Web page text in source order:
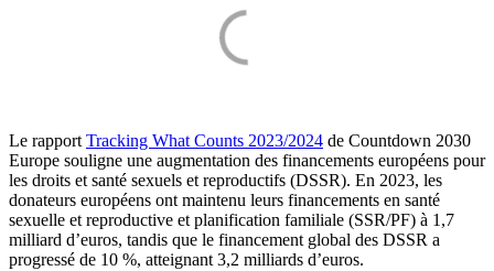
Le rapport Tracking What Counts 2023/2024 de Countdown 2030
Europe souligne une augmentation des financements européens pour
les droits et santé sexuels et reproductifs (DSSR). En 2023, les
donateurs européens ont maintenu leurs financements en santé
sexuelle et reproductive et planification familiale (SSR/PF) à 1,7
milliard d’euros, tandis que le financement global des DSSR a
progressé de 10 %, atteignant 3,2 milliards d’euros.